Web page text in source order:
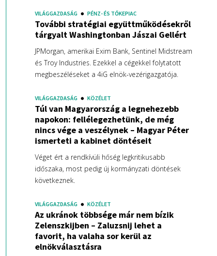
VILÁGGAZDASÁG PÉNZ- ÉS TŐKEPIAC
További stratégiai együttműködésekről
tárgyalt Washingtonban Jászai Gellért
JPMorgan, amerikai Exim Bank, Sentinel Midstream
és Troy Industries. Ezekkel a cégekkel folytatott
megbeszéléseket a 4iG elnök-vezérigazgatója.
VILÁGGAZDASÁG KÖZÉLET
Túl van Magyarország a legnehezebb
napokon: fellélegezhetünk, de még
nincs vége a veszélynek – Magyar Péter
ismerteti a kabinet döntéseit
Véget ért a rendkívüli hőség legkritikusabb
időszaka, most pedig új kormányzati döntések
következnek.
VILÁGGAZDASÁG KÖZÉLET
Az ukránok többsége már nem bízik
Zelenszkijben – Zaluzsnij lehet a
favorit, ha valaha sor kerül az
elnökválasztásra